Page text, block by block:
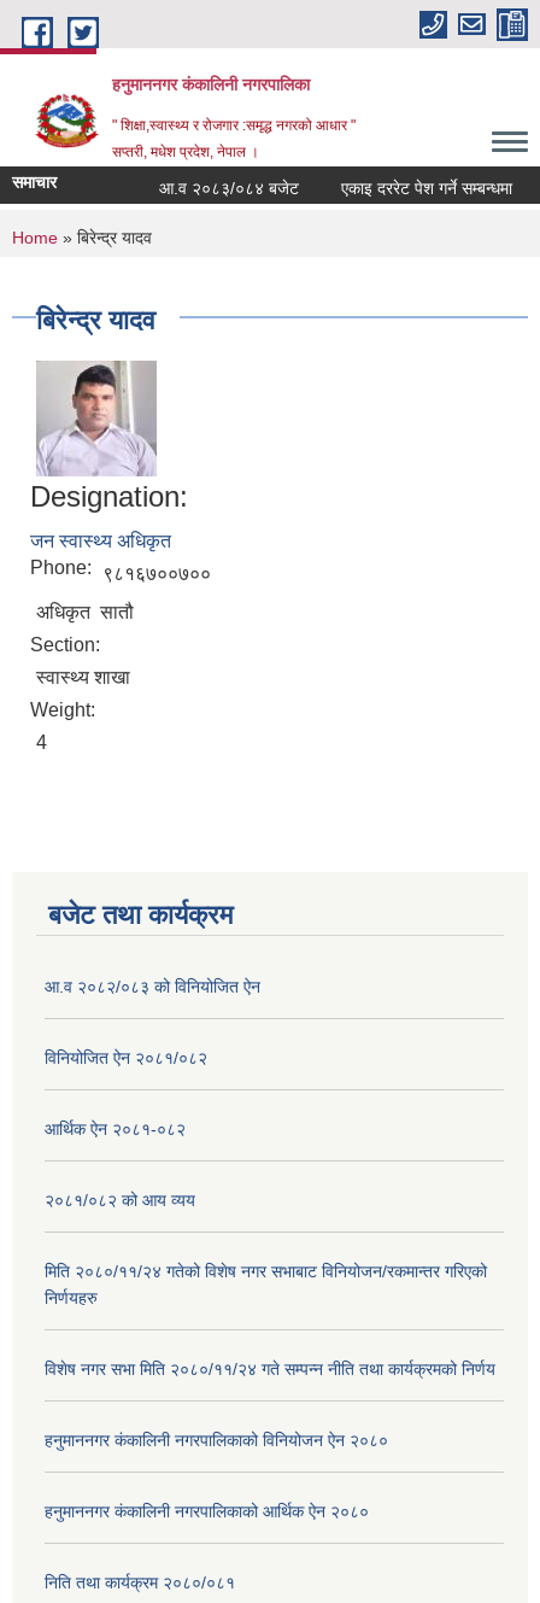
Skip to main content
हनुमाननगर कंकालिनी नगरपालिका
" शिक्षा,स्वास्थ्य र रोजगार :समृद्ध नगरको आधार "
सप्तरी, मधेश प्रदेश, नेपाल ।
समाचार आ.व २०८३/०८४ बजेट एकाइ दररेट पेश गर्ने सम्बन्धमा
You are here
Home » बिरेन्द्र यादव
बिरेन्द्र यादव
Designation:
जन स्वास्थ्य अधिकृत
Phone:
९८१६७००७००
अधिकृत सातौ
Section:
स्वास्थ्य शाखा
Weight:
4
बजेट तथा कार्यक्रम
आ.व २०८२/०८३ को विनियोजित ऐन
विनियोजित ऐन २०८१/०८२
आर्थिक ऐन २०८१-०८२
२०८१/०८२ को आय व्यय
मिति २०८०/११/२४ गतेको विशेष नगर सभाबाट विनियोजन/रकमान्तर गरिएको
निर्णयहरु
विशेष नगर सभा मिति २०८०/११/२४ गते सम्पन्न नीति तथा कार्यक्रमको निर्णय
हनुमाननगर कंकालिनी नगरपालिकाको विनियोजन ऐन २०८०
हनुमाननगर कंकालिनी नगरपालिकाको आर्थिक ऐन २०८०
निति तथा कार्यक्रम २०८०/०८१